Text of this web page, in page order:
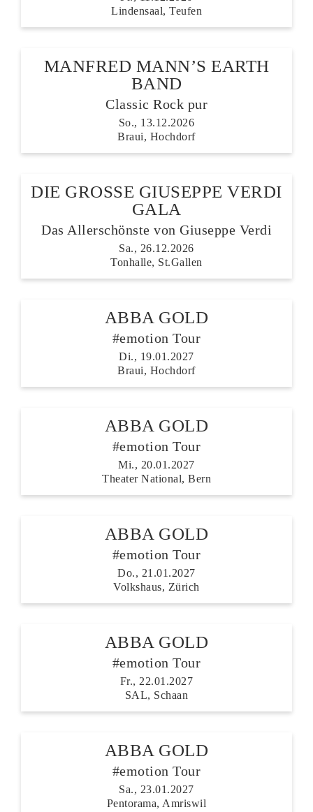
Lindensaal, Teufen
MANFRED MANN’S EARTH
BAND
Classic Rock pur
So., 13.12.2026
Braui, Hochdorf
DIE GROSSE GIUSEPPE VERDI
GALA
Das Allerschönste von Giuseppe Verdi
Sa., 26.12.2026
Tonhalle, St.Gallen
ABBA GOLD
#emotion Tour
Di., 19.01.2027
Braui, Hochdorf
ABBA GOLD
#emotion Tour
Mi., 20.01.2027
Theater National, Bern
ABBA GOLD
#emotion Tour
Do., 21.01.2027
Volkshaus, Zürich
ABBA GOLD
#emotion Tour
Fr., 22.01.2027
SAL, Schaan
ABBA GOLD
#emotion Tour
Sa., 23.01.2027
Pentorama, Amriswil